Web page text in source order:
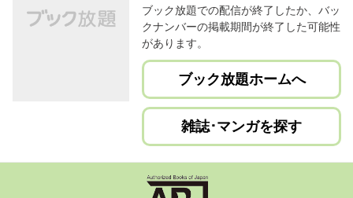
ブック放題での配信が終了したか、バッ
クナンバーの掲載期間が終了した可能性
があります。
ブック放題ホームへ
雑誌･マンガを探す